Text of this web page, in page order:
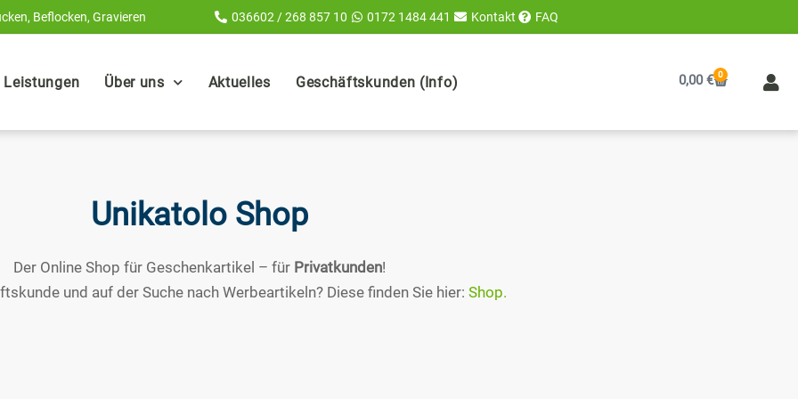
Beflocken, Gravieren 036602 / 268 857 10 0172 1484 441 Kontakt FAQ
Leistungen Über uns Aktuelles Geschäftskunden (Info) 0,00€ 0
Warenkorb
Unikatolo Shop
Der Online Shop für Geschenkartikel – für Privatkunden!
und auf der Suche nach Werbeartikeln? Diese finden Sie hier: Shop.